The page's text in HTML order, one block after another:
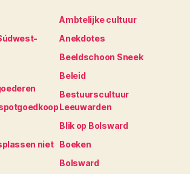
niet
Ambtelijke cultuur
Anekdotes
Beeldschoon Sneek
Beleid
Bestuurscultuur
Leeuwarden
Blik op Bolsward
Boeken
Bolsward